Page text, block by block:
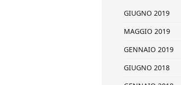
GIUGNO 2019
MAGGIO 2019
GENNAIO 2019
GIUGNO 2018